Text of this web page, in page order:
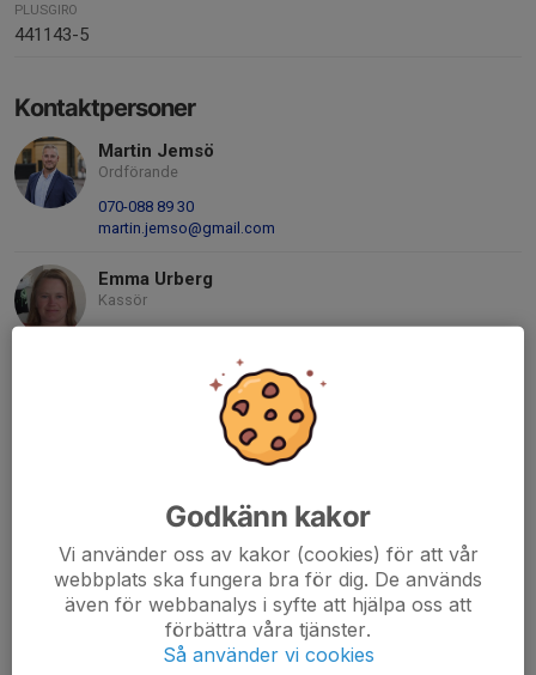
PLUSGIRO
441143-5
Kontaktpersoner
Martin Jemsö
Ordförande
070-088 89 30
martin.jemso@gmail.com
Emma Urberg
Kassör
E-post visas bara för inloggade
Robert Bergström
Jonas Tykesson
Ledamot
076-327 76 70
jonasjohansson.93@gmail.com
Tobias Andersson
Godkänn kakor
Vi använder oss av kakor (cookies) för att vår
webbplats ska fungera bra för dig. De används
även för webbanalys i syfte att hjälpa oss att
förbättra våra tjänster.
Så använder vi cookies